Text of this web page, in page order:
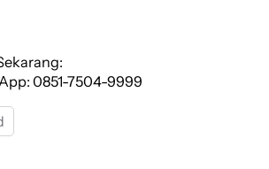
0851-7504-9999